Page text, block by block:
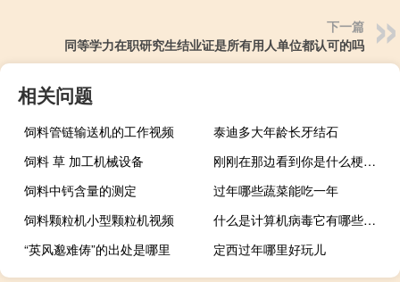
下一篇
同等学力在职研究生结业证是所有用人单位都认可的吗
相关问题
饲料管链输送机的工作视频
泰迪多大年龄长牙结石
饲料 草 加工机械设备
刚刚在那边看到你是什么梗什么梗
饲料中钙含量的测定
过年哪些蔬菜能吃一年
饲料颗粒机小型颗粒机视频
什么是计算机病毒它有哪些特征（什么是计算机网路）
“英风邈难俦”的出处是哪里
定西过年哪里好玩儿